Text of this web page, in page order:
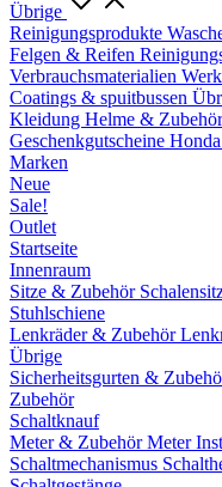
Übrige
Reinigungsprodukte
Felgen & Reifen
Verbrauchsmaterialien
Coatings & spuitbussen
Kleidung Helme &
Geschenkgutscheine
Marken
Neue
Sale!
Outlet
Startseite
Innenraum
Sitze & Zubehör
Stuhlschiene
Lenkräder & Zubehör
Übrige
Sicherheitsgurten &
Zubehör
Schaltknauf
Meter & ZubehörMeter
Schaltmechanismus